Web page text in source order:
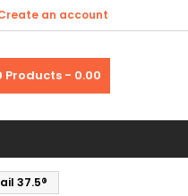
an account
Products - 0.00
37.5®